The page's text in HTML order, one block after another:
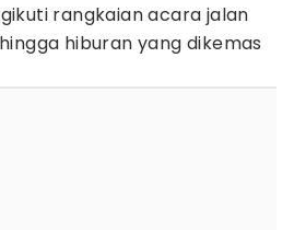
rangkaian acara jalan
hiburan yang dikemas